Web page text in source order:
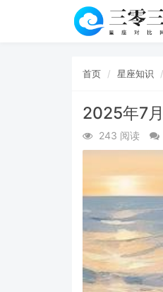
首页 星座知识
2025年7
243 阅读